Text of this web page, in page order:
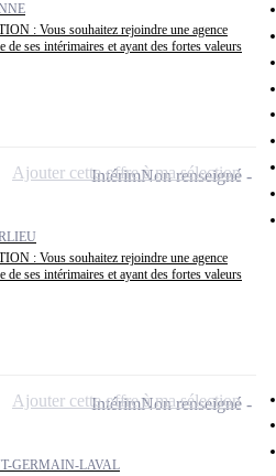
: Vous souhaitez rejoindre une agence
de ses intérimaires et ayant des fortes valeurs
: Vous souhaitez rejoindre une agence
de ses intérimaires et ayant des fortes valeurs
IntérimNon renseigné
Ajouter cette offre à ma sélection
GERMAIN-LAVAL
IntérimNon renseigné
Ajouter cette offre à ma sélection